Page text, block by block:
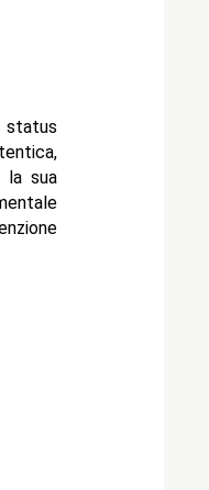
status
la sua